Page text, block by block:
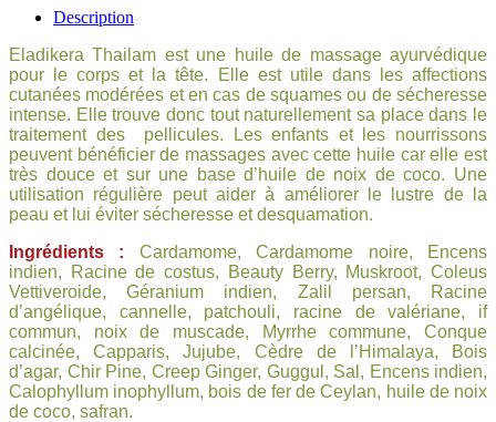
Vaidya
Kottakkal
quantity
Description
Eladikera Thailam est une huile de massage ayurvédique
pour le corps et la tête. Elle est utile dans les affections
cutanées modérées et en cas de squames ou de sécheresse
intense. Elle trouve donc tout naturellement sa place dans le
traitement des pellicules. Les enfants et les nourrissons
peuvent bénéficier de massages avec cette huile car elle est
très douce et sur une base d’huile de noix de coco. Une
utilisation régulière peut aider à améliorer le lustre de la
peau et lui éviter sécheresse et desquamation.
Ingrédients : Cardamome, Cardamome noire, Encens
indien, Racine de costus, Beauty Berry, Muskroot, Coleus
Vettiveroide, Géranium indien, Zalil persan, Racine
d’angélique, cannelle, patchouli, racine de valériane, if
commun, noix de muscade, Myrrhe commune, Conque
calcinée, Capparis, Jujube, Cèdre de l’Himalaya, Bois
d’agar, Chir Pine, Creep Ginger, Guggul, Sal, Encens indien,
Calophyllum inophyllum, bois de fer de Ceylan, huile de noix
de coco, safran.